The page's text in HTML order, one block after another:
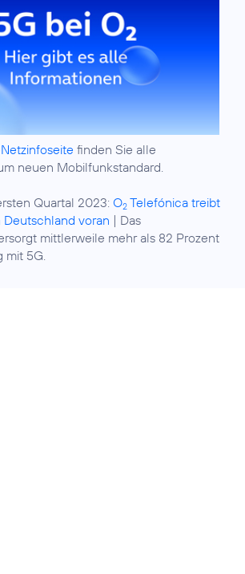
finden Sie alle
neuen Mobilfunkstandard.
Quartal 2023: O2 Telefónica treibt
Deutschland voran | Das
mittlerweile mehr als 82 Prozent
mit 5G.